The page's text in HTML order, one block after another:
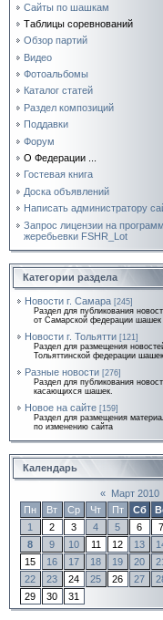
Сайты по шашкам
Таблицы соревнований
Обзор партий
Видео
Фотоальбомы
Каталог статей
Раздел композиций
Поддавки
Форум
О Федерации ...
Гостевая книга
Доска объявлений
Написать администратору
Запрос лицензии на
жеребьевки FSHR_Lot
Категории раздела
Новости г. Самара [245]
Раздел для публикования
от Самарской федерации шашек
Новости г. Тольятти [121]
Раздел для размещения
Тольяттинской федерации
Разные новости [276]
Раздел для публикования
касающихся шашек.
Новое на сайте [159]
Раздел для размещения
по изменению сайта
Календарь
« Март 2010
Пн
Вт Ср Чт Пт Сб
1
2 3 4 5 6
7
8
9 10 11 12 13
15
16 17 18 19 20
22
23 24 25 26 27
29
30 31